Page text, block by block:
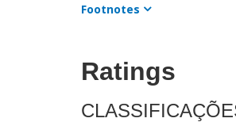
Footnotes
Ratings